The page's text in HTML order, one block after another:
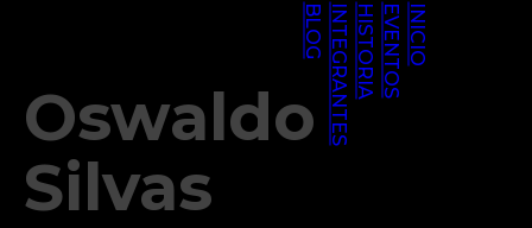
INICIO
EVENTOS
HISTORIA
INTEGRANTES
BLOG
Oswaldo
Silvas